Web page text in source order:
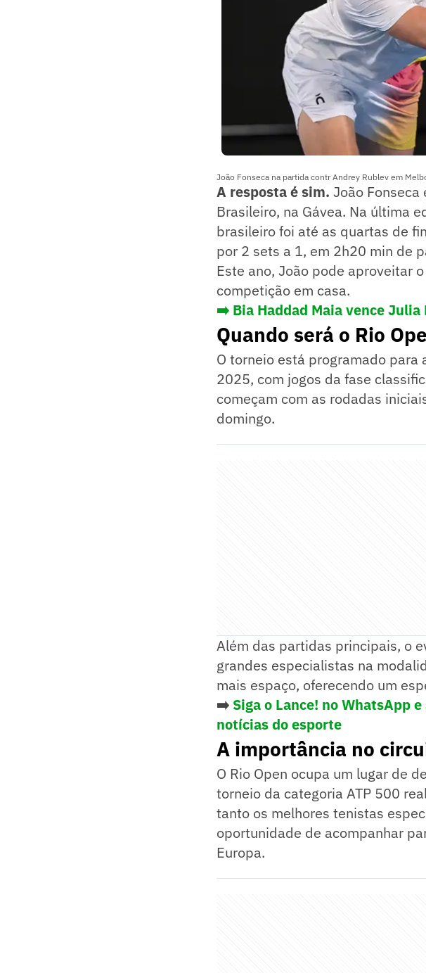
João Fonseca na partida contr Andrey Rublev em
A resposta é sim. João
Brasileiro, na Gávea. Na última
brasileiro foi até as quartas de
por 2 sets a 1, em 2h20 min de
Este ano, João pode aproveitar
competição em casa.
➡️ Bia Haddad Maia vence
Quando será o Rio
O torneio está programado
2025, com jogos da fase
começam com as rodadas
domingo.
Além das partidas principais, o
grandes especialistas na
mais espaço, oferecendo um
➡️ Siga o Lance! no WhatsApp
notícias do esporte
A importância no
O Rio Open ocupa um lugar de
torneio da categoria ATP 500
tanto os melhores tenistas
oportunidade de acompanhar
Europa.